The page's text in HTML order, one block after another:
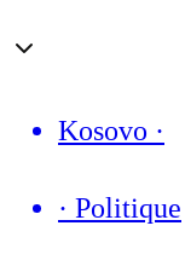
Kosovo ·
· Politique